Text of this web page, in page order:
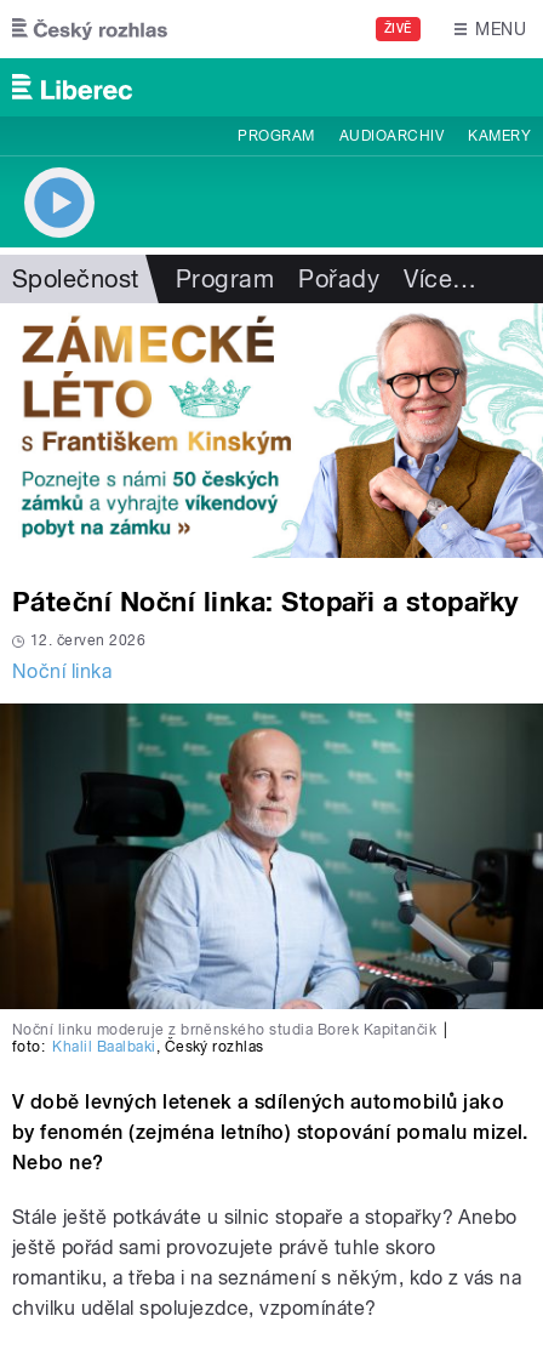
Přejít k hlavnímu obsahu
ŽIVĚ MENU
PROGRAM AUDIOARCHIV KAMERY
Společnost Program Pořady Více…
Páteční Noční linka: Stopaři a stopařky
12. červen 2026
Noční linka
Noční linku moderuje z brněnského studia Borek Kapitančik
foto: Khalil Baalbaki , Český rozhlas
V době levných letenek a sdílených automobilů jako
by fenomén (zejména letního) stopování pomalu mizel.
Nebo ne?
Stále ještě potkáváte u silnic stopaře a stopařky? Anebo
ještě pořád sami provozujete právě tuhle skoro
romantiku, a třeba i na seznámení s někým, kdo z vás na
chvilku udělal spolujezdce, vzpomínáte?